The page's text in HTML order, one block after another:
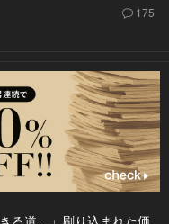
175
る道。」刷り込まれた価